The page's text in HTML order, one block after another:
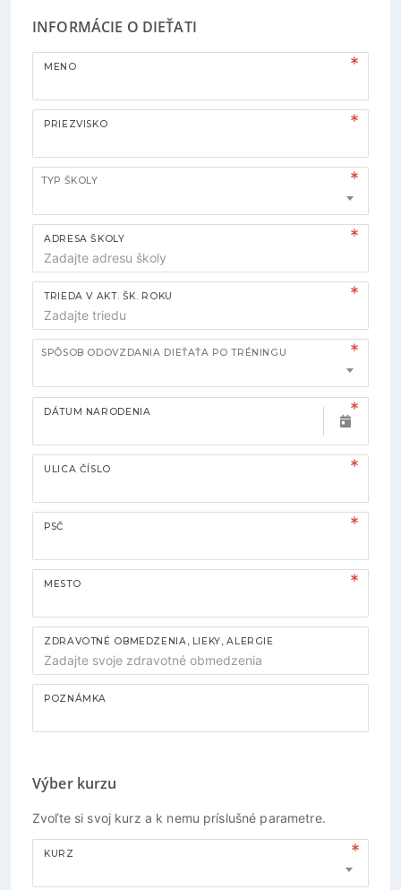
INFORMÁCIE O DIEŤATI
MENO
PRIEZVISKO
TYP ŠKOLY
ADRESA ŠKOLY
TRIEDA V AKT. ŠK. ROKU
SPÔSOB ODOVZDANIA DIEŤAŤA PO TRÉNINGU
DÁTUM NARODENIA
ULICA ČÍSLO
PSČ
MESTO
ZDRAVOTNÉ OBMEDZENIA, LIEKY, ALERGIE
POZNÁMKA
Výber kurzu
Zvoľte si svoj kurz a k nemu príslušné parametre.
KURZ